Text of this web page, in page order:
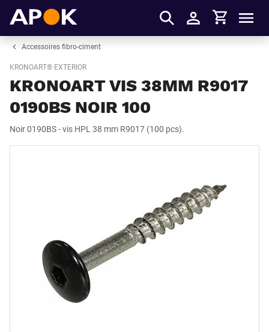
S'identifier
Panier
Accessoires fibro-ciment
KRONOART® EXTERIOR
KRONOART VIS 38MM R9017
0190BS NOIR 100
Noir 0190BS - vis HPL 38 mm R9017 (100 pcs).